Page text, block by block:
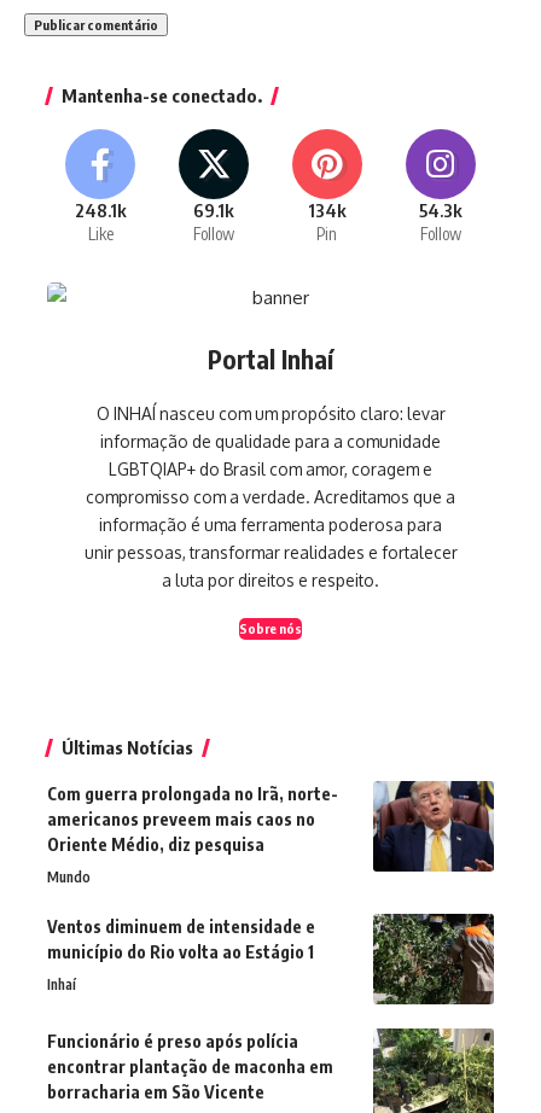
Mantenha-se conectado.
248.1k
Like
69.1k
Follow
134k
Pin
54.3k
Follow
Portal Inhaí
O INHAÍ nasceu com um propósito claro: levar
informação de qualidade para a comunidade
LGBTQIAP+ do Brasil com amor, coragem e
compromisso com a verdade. Acreditamos que a
informação é uma ferramenta poderosa para
unir pessoas, transformar realidades e fortalecer
a luta por direitos e respeito.
Sobre nós
Últimas Notícias
Com guerra prolongada no Irã, norte-
americanos preveem mais caos no
Oriente Médio, diz pesquisa
Mundo
Ventos diminuem de intensidade e
município do Rio volta ao Estágio 1
Inhaí
Funcionário é preso após polícia
encontrar plantação de maconha em
borracharia em São Vicente